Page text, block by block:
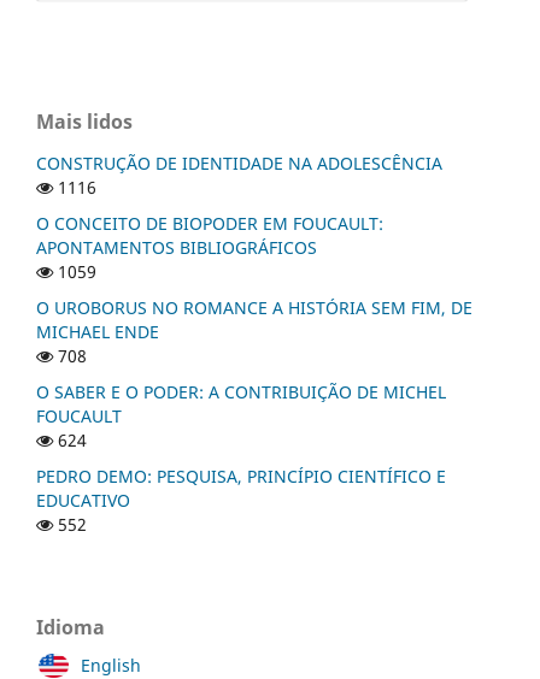
Mais lidos
CONSTRUÇÃO DE IDENTIDADE NA ADOLESCÊNCIA
1116
O CONCEITO DE BIOPODER EM FOUCAULT:
APONTAMENTOS BIBLIOGRÁFICOS
1059
O UROBORUS NO ROMANCE A HISTÓRIA SEM FIM, DE
MICHAEL ENDE
708
O SABER E O PODER: A CONTRIBUIÇÃO DE MICHEL
FOUCAULT
624
PEDRO DEMO: PESQUISA, PRINCÍPIO CIENTÍFICO E
EDUCATIVO
552
Idioma
English